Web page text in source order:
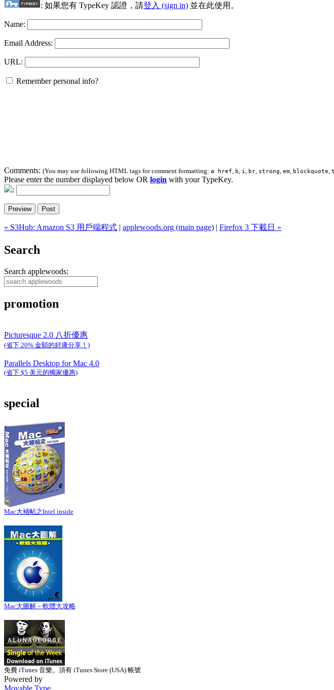
: 如果您有 TypeKey 認證，請登入 (sign in) 並在此使用。
Name:
Email Address:
URL:
Remember personal info?
Comments: (You may use following HTML tags for comment formatting: a href, b, i, br, strong, em, blockquote,
Please enter the number displayed below OR login with your TypeKey.
:
« S3Hub: Amazon S3 用戶端程式 applewoods.org (main page) Firefox 3 下載日 »
Search
Search applewoods:
promotion
Picturesque 2.0 八折優惠
(省下 20% 金額的好康分享！)
Parallels Desktop for Mac 4.0
(省下 $5 美元的獨家優惠)
special
Mac大補帖之Intel inside
Mac大圖解－軟體大攻略
免費 iTunes 音樂。須有 iTunes Store (USA) 帳號
Powered by
Movable Type